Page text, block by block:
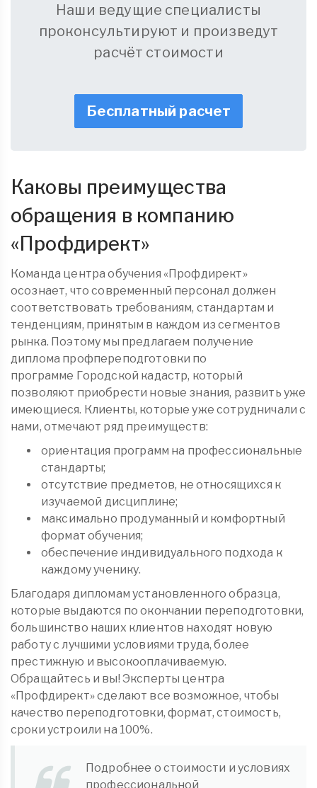
Наши ведущие специалисты
проконсультируют и произведут
расчёт стоимости
Бесплатный расчет
Каковы преимущества
обращения в компанию
«Профдирект»
Команда центра обучения «Профдирект»
осознает, что современный персонал должен
соответствовать требованиям, стандартам и
тенденциям, принятым в каждом из сегментов
рынка. Поэтому мы предлагаем получение
диплома профпереподготовки по
программе Городской кадастр, который
позволяют приобрести новые знания, развить уже
имеющиеся. Клиенты, которые уже сотрудничали с
нами, отмечают ряд преимуществ:
ориентация программ на профессиональные
стандарты;
отсутствие предметов, не относящихся к
изучаемой дисциплине;
максимально продуманный и комфортный
формат обучения;
обеспечение индивидуального подхода к
каждому ученику.
Благодаря дипломам установленного образца,
которые выдаются по окончании переподготовки,
большинство наших клиентов находят новую
работу с лучшими условиями труда, более
престижную и высокооплачиваемую.
Обращайтесь и вы! Эксперты центра
«Профдирект» сделают все возможное, чтобы
качество переподготовки, формат, стоимость,
сроки устроили на 100%.
Подробнее о стоимости и условиях
профессиональной